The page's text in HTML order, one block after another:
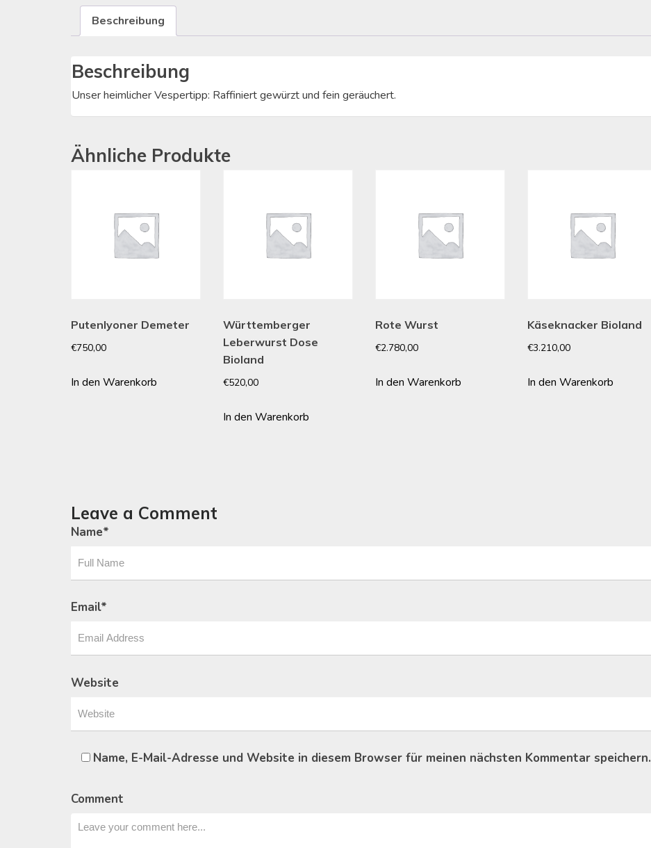
Beschreibung
Beschreibung
Unser heimlicher Vespertipp: Raffiniert gewürzt und fein geräuchert.
Ähnliche Produkte
Putenlyoner Demeter
€750,00
In den Warenkorb
Württemberger
Leberwurst Dose
Bioland
€520,00
In den Warenkorb
Rote Wurst
€2.780,00
In den Warenkorb
Käseknacker Bioland
€3.210,00
In den Warenkorb
Leave a Comment
Name*
Email*
Website
Name, E-Mail-Adresse und Website in diesem Browser für meinen nächsten Kommentar speichern.
Comment